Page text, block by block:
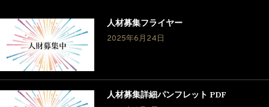
人材募集フライヤー
2025年6月24日
人材募集詳細パンフレット PDF